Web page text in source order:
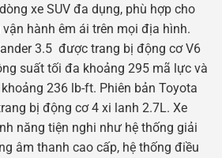
xe SUV đa dụng, phù hợp cho
hành êm ái trên mọi địa hình.
3.5 được trang bị động cơ V6
suất tối đa khoảng 295 mã lực và
236 lb-ft. Phiên bản Toyota
bị động cơ 4 xi lanh 2.7L. Xe
năng tiện nghi như hệ thống giải
âm thanh cao cấp, hệ thống điều